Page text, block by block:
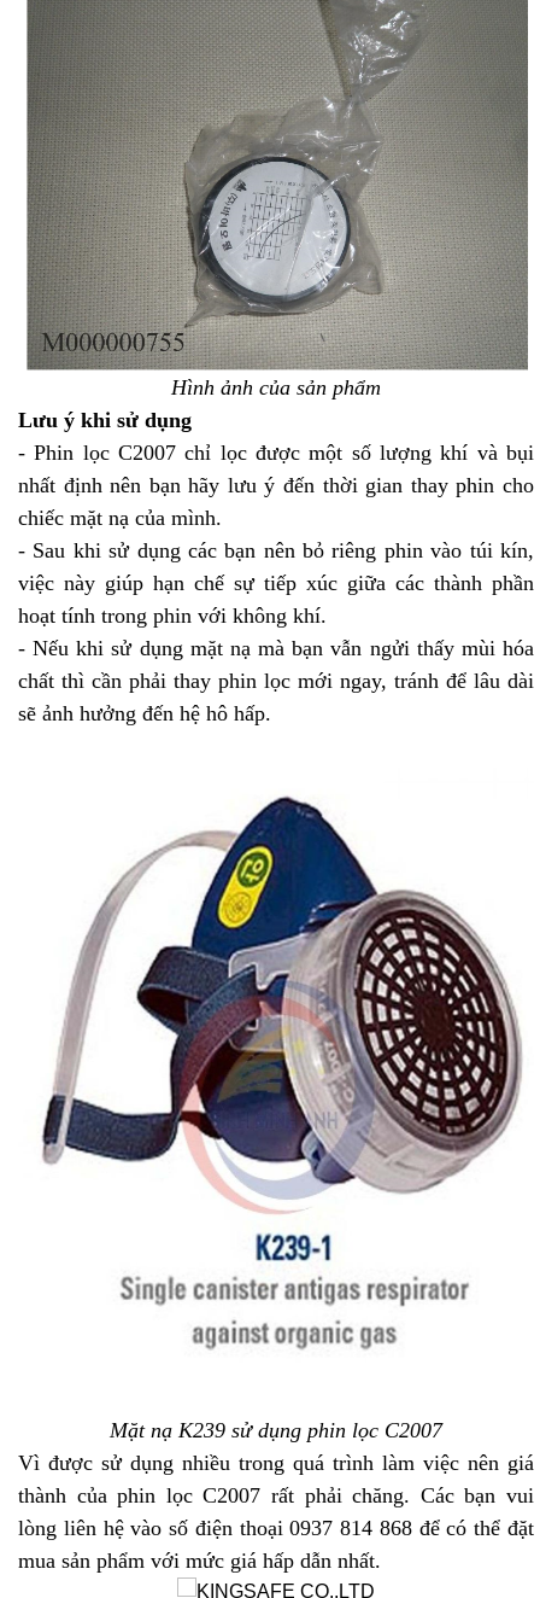
Hình ảnh của sản phẩm
Lưu ý khi sử dụng
- Phin lọc C2007 chỉ lọc được một số lượng khí và bụi
nhất định nên bạn hãy lưu ý đến thời gian thay phin cho
chiếc mặt nạ của mình.
- Sau khi sử dụng các bạn nên bỏ riêng phin vào túi kín,
việc này giúp hạn chế sự tiếp xúc giữa các thành phần
hoạt tính trong phin với không khí.
- Nếu khi sử dụng mặt nạ mà bạn vẫn ngửi thấy mùi hóa
chất thì cần phải thay phin lọc mới ngay, tránh để lâu dài
sẽ ảnh hưởng đến hệ hô hấp.
Mặt nạ K239 sử dụng phin lọc C2007
Vì được sử dụng nhiều trong quá trình làm việc nên giá
thành của phin lọc C2007 rất phải chăng. Các bạn vui
lòng liên hệ vào số điện thoại 0937 814 868 để có thể đặt
mua sản phẩm với mức giá hấp dẫn nhất.